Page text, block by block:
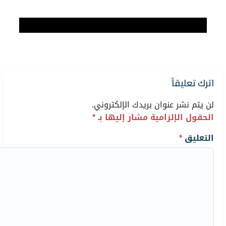
اترك تعليقاً
لن يتم نشر عنوان بريدك الإلكتروني.
الحقول الإلزامية مشار إليها بـ*
التعليق*